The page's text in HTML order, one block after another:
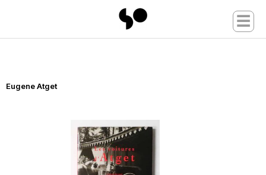
☰
Eugene Atget